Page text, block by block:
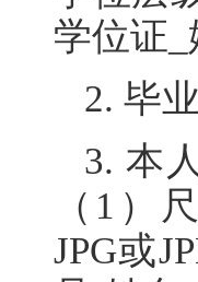
学位证
2. 毕
3. 本
（1）
JPG或